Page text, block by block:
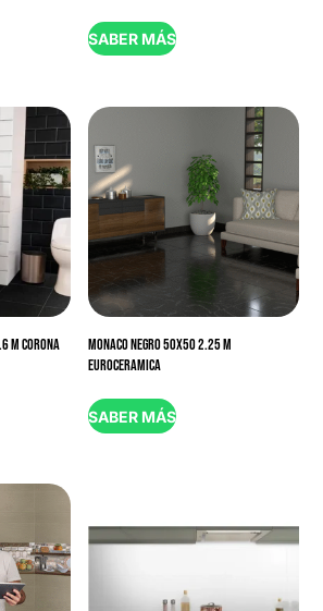
SABER MÁS
M CORONA
MONACO NEGRO 50X50 2.25 M
EUROCERAMICA
SABER MÁS